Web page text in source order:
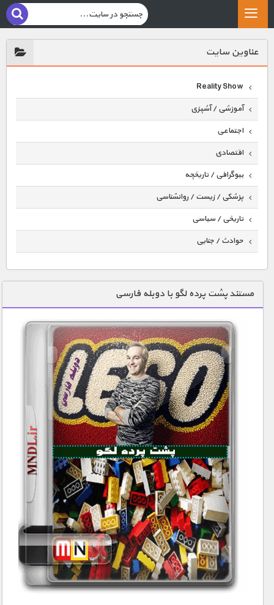
عناوين سايت
Reality Show
آموزشی / آشپزی
اجتماعی
اقتصادی
بیوگرافی / تاریخچه
پزشکی / زیست / روانشناسی
تاریخی / سیاسی
حوادث / جنایی
دنیای خوراکی ها
زمین شناسی / محیط زیست
سازه/ معماری/ مهندسی
سرگرمی
شناخت کودکان
طبیعت
علم و فناوری
فرهنگ / هنر
کیهان / نجوم
گردشگری
ماورایی
مسابقات / ورزشی
مستند های اختصاصی
مستند پشت پرده لگو با دوبله فارسی